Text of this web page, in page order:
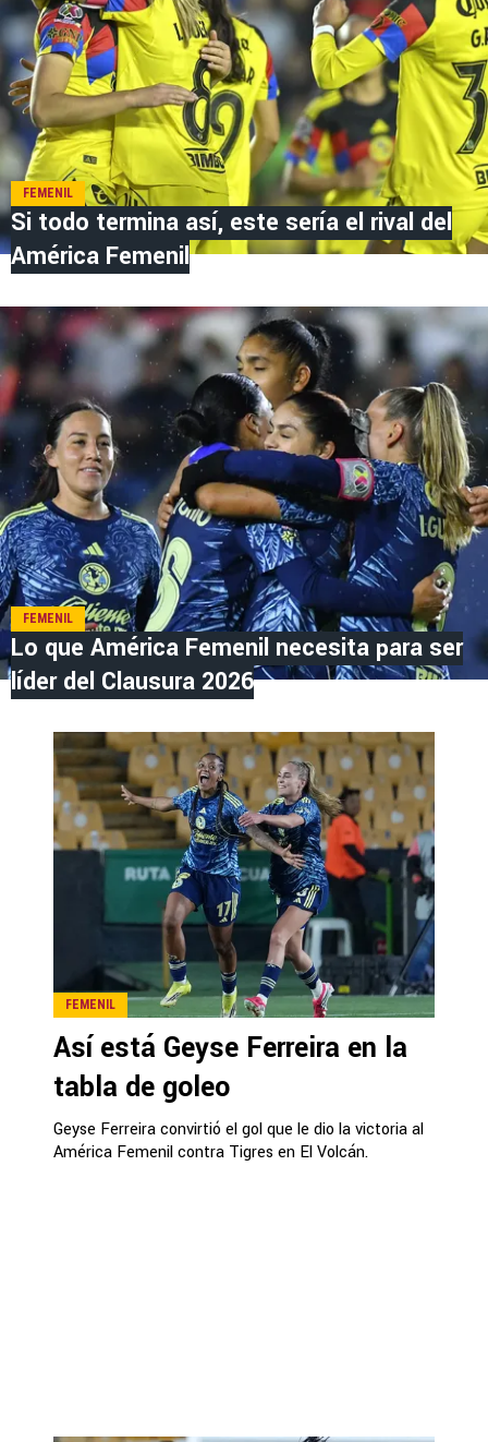
FEMENIL
Si todo termina así, este sería el rival del
América Femenil
FEMENIL
Lo que América Femenil necesita para ser
líder del Clausura 2026
FEMENIL
Así está Geyse Ferreira en la
tabla de goleo
Geyse Ferreira convirtió el gol que le dio la victoria al
América Femenil contra Tigres en El Volcán.